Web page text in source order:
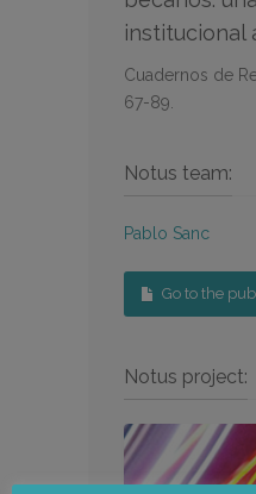
institucional
Cuadernos de
67-89.
Notus team:
Pablo Sanc
Go to the
Notus project: